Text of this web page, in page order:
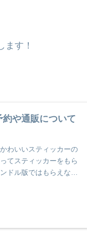
す！
や通販について
わいいスティッカーの
てスティッカーをもら
ドル版ではもらえない